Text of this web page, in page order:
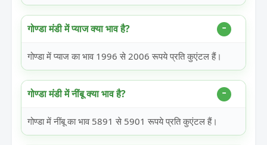
गोण्डा मंडी में प्याज क्या भाव है?
गोण्डा में प्याज का भाव 1996 से 2006 रूपये प्रति कुएंटल हैं।
गोण्डा मंडी में नींबू क्या भाव है?
गोण्डा में नींबू का भाव 5891 से 5901 रूपये प्रति कुएंटल हैं।